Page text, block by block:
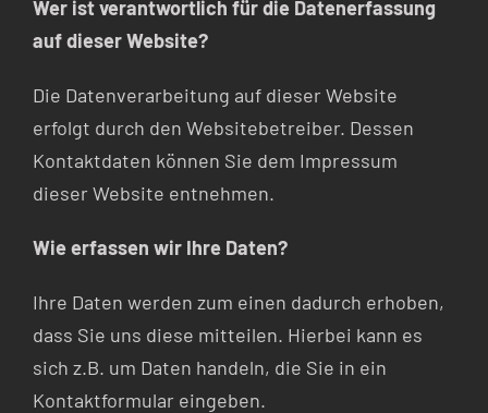
Wer ist verantwortlich für die Datenerfassung
auf dieser Website?
Die Datenverarbeitung auf dieser Website
erfolgt durch den Websitebetreiber. Dessen
Kontaktdaten können Sie dem Impressum
dieser Website entnehmen.
Wie erfassen wir Ihre Daten?
Ihre Daten werden zum einen dadurch erhoben,
dass Sie uns diese mitteilen. Hierbei kann es
sich z.B. um Daten handeln, die Sie in ein
Kontaktformular eingeben.